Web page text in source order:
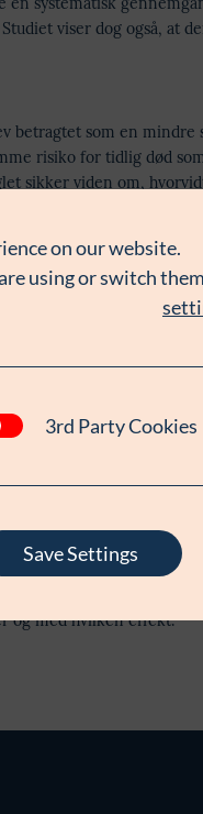
viser dog også, at
betragtet som en mindre
risiko for tidlig død
sikker viden om,
der er effektive.
sundhed Mathias
på
havde som primært
grundlag for at vurdere
forskellige typer af
om, hvorvidt vi skulle gå
effekt. Det styrker
forsknings- og
og med hvilken effekt.
on our website.
using or switch them
3rd Party Cookies
Save Settings